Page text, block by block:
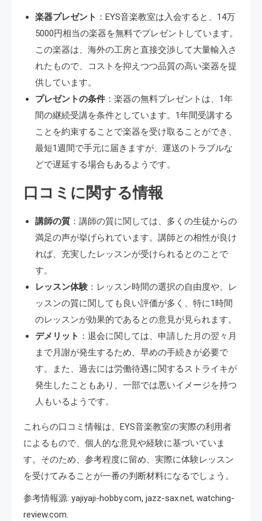
楽器プレゼント ：EYS音楽教室は入会すると、14万
5000円相当の楽器を無料でプレゼントしています。
この楽器は、海外の工房と直接交渉して大量輸入さ
れたもので、コストを抑えつつ品質の高い楽器を提
供しています。
プレゼントの条件 ：楽器の無料プレゼントは、1年
間の継続受講を条件としています。1年間受講する
ことを約束することで楽器を受け取ることができ、
最短1週間で手元に届きますが、運送のトラブルな
どで遅延する場合もあるようです。
口コミに関する情報
講師の質 ：講師の質に関しては、多くの生徒からの
満足の声が挙げられています。講師との相性が良け
れば、充実したレッスンが受けられるとのことで
す。
レッスン体験 ：レッスン時間の選択の自由度や、レ
ッスンの質に関しても良い評価が多く、特に1時間
のレッスンが効果的であるとの意見が見られます。
デメリット ：退会に関しては、申請した月の翌々月
まで月謝が発生するため、早めの手続きが必要で
す。また、過去には労働待遇に関するストライキが
発生したこともあり、一部では悪いイメージを持つ
人もいるようです。
これらの口コミ情報は、EYS音楽教室の実際の利用者
によるもので、個人的な意見や経験に基づいていま
す。そのため、参考程度に留め、実際に体験レッスン
を受けてみることが一番の判断材料になるでしょう。
参考情報源: yajiyaji-hobby.com, jazz-sax.net, watching-
review.com.